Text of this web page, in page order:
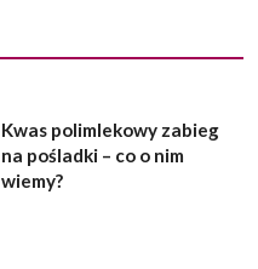
Kwas polimlekowy zabieg
na pośladki – co o nim
wiemy?